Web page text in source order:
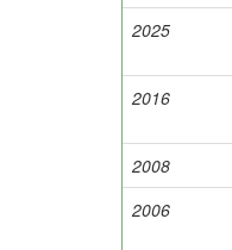
2025
2016
2008
2006